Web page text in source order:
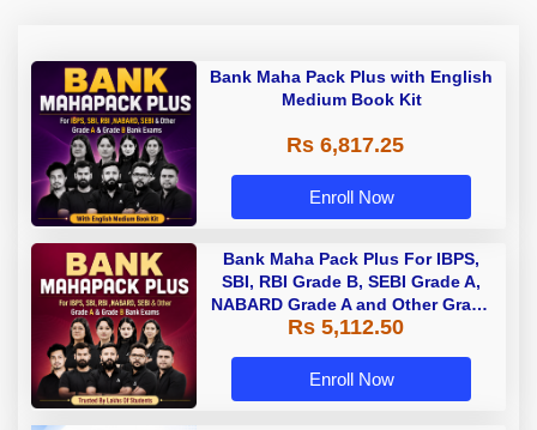
Bank Maha Pack Plus with English
Medium Book Kit
Rs 6,817.25
Enroll Now
Bank Maha Pack Plus For IBPS,
SBI, RBI Grade B, SEBI Grade A,
NABARD Grade A and Other Grade
A & Grade B Bank Exams
Rs 5,112.50
Enroll Now